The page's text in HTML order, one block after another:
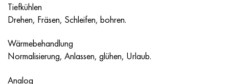
Tiefkühlen
Drehen, Fräsen, Schleifen, bohren.
Wärmebehandlung
Normalisierung, Anlassen, glühen, Urlaub.
Analog
Hastelloy b3
Hastelloy c4
40G, 40Mn4, aisi 1035
38HM, 42CrMo4, aisi 1.7225